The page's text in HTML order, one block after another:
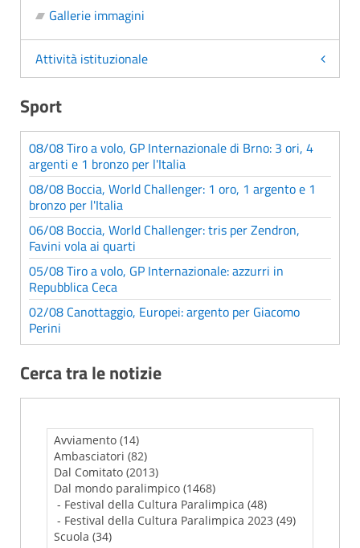
Gallerie immagini
Attività istituzionale
Sport
08/08 Tiro a volo, GP Internazionale di Brno: 3 ori, 4
argenti e 1 bronzo per l'Italia
08/08 Boccia, World Challenger: 1 oro, 1 argento e 1
bronzo per l'Italia
06/08 Boccia, World Challenger: tris per Zendron,
Favini vola ai quarti
05/08 Tiro a volo, GP Internazionale: azzurri in
Repubblica Ceca
02/08 Canottaggio, Europei: argento per Giacomo
Perini
Cerca tra le notizie